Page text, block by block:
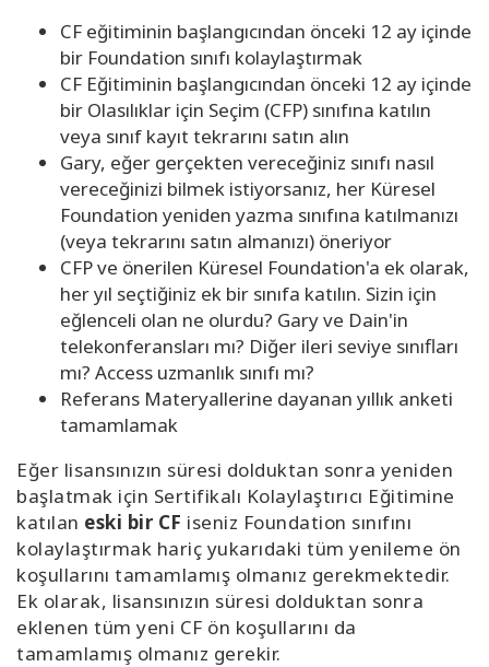
CF eğitiminin başlangıcından önceki 12 ay içinde
bir Foundation sınıfı kolaylaştırmak
CF Eğitiminin başlangıcından önceki 12 ay içinde
bir Olasılıklar için Seçim (CFP) sınıfına katılın
veya sınıf kayıt tekrarını satın alın
Gary, eğer gerçekten vereceğiniz sınıfı nasıl
vereceğinizi bilmek istiyorsanız, her Küresel
Foundation yeniden yazma sınıfına katılmanızı
(veya tekrarını satın almanızı) öneriyor
CFP ve önerilen Küresel Foundation'a ek olarak,
her yıl seçtiğiniz ek bir sınıfa katılın. Sizin için
eğlenceli olan ne olurdu? Gary ve Dain'in
telekonferansları mı? Diğer ileri seviye sınıfları
mı? Access uzmanlık sınıfı mı?
Referans Materyallerine dayanan yıllık anketi
tamamlamak
Eğer lisansınızın süresi dolduktan sonra yeniden
başlatmak için Sertifikalı Kolaylaştırıcı Eğitimine
katılan eski bir CF iseniz Foundation sınıfını
kolaylaştırmak hariç yukarıdaki tüm yenileme ön
koşullarını tamamlamış olmanız gerekmektedir.
Ek olarak, lisansınızın süresi dolduktan sonra
eklenen tüm yeni CF ön koşullarını da
tamamlamış olmanız gerekir.